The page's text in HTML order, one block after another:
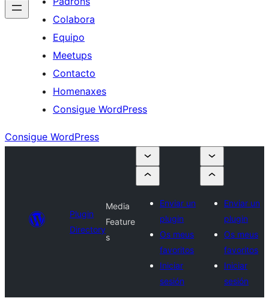
Colabora
Equipo
Meetups
Contacto
Homenaxes
Consigue WordPress
Consigue WordPress
Plugin
Directory
Media
Feature
s
Enviar un
plugin
Os meus
favoritos
Iniciar
sesión
Enviar un
plugin
Os meus
favoritos
Iniciar
sesión